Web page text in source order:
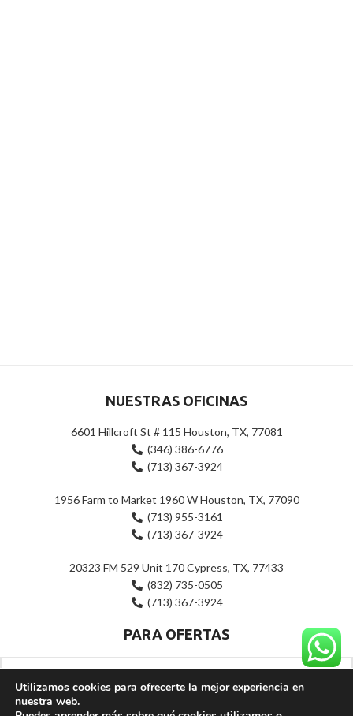
NUESTRAS OFICINAS
6601 Hillcroft St # 115 Houston, TX, 77081
(346) 386-6776
(713) 367-3924
1956 Farm to Market 1960 W Houston, TX, 77090
(713) 955-3161
(713) 367-3924
20323 FM 529 Unit 170 Cypress, TX, 77433
(832) 735-0505
(713) 367-3924
PARA OFERTAS
Utilizamos cookies para ofrecerte la mejor experiencia en
nuestra web.